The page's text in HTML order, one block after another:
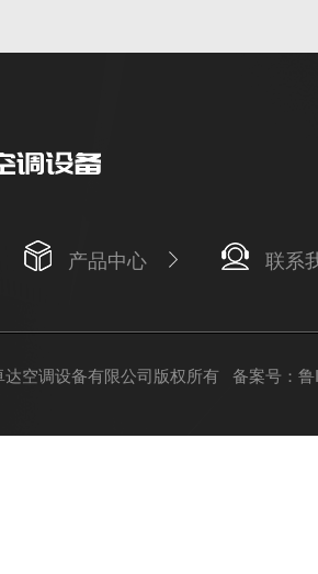
产品中心 联系
达空调设备有限公司版权所有 备案号：